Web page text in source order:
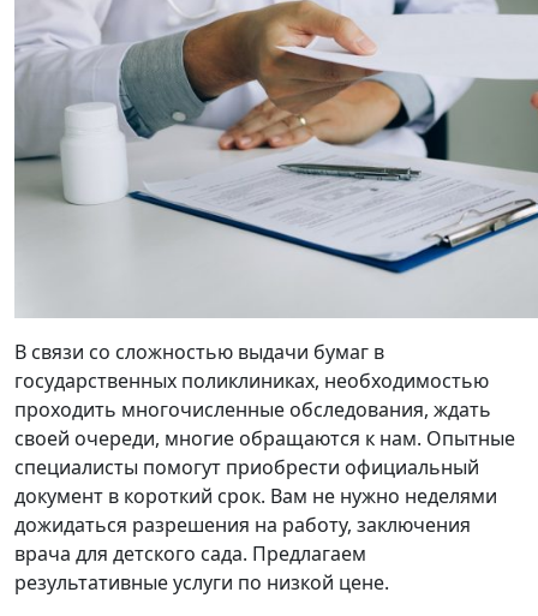
В связи со сложностью выдачи бумаг в
государственных поликлиниках, необходимостью
проходить многочисленные обследования, ждать
своей очереди, многие обращаются к нам. Опытные
специалисты помогут приобрести официальный
документ в короткий срок. Вам не нужно неделями
дожидаться разрешения на работу, заключения
врача для детского сада. Предлагаем
результативные услуги по низкой цене.